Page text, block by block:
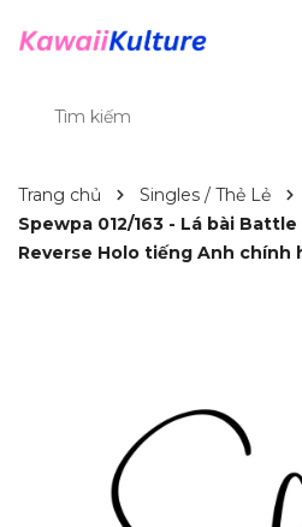
Trang chủ Singles / Thẻ Lẻ
Spewpa 012/163 - Lá bài
Reverse Holo tiếng Anh chính